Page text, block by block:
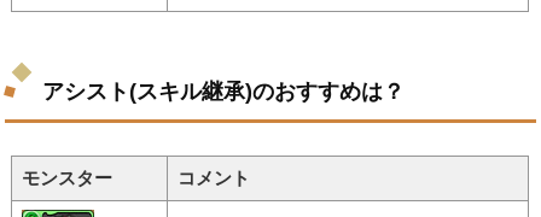
アシスト(スキル継承)のおすすめは？
モンスター コメント